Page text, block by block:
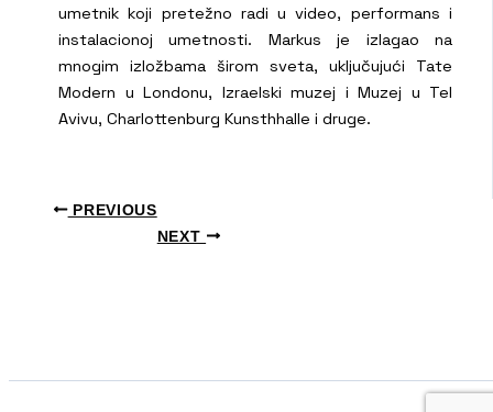
umetnik koji pretežno radi u video, performans i
instalacionoj umetnosti. Markus je izlagao na
mnogim izložbama širom sveta, uključujući Tate
Modern u Londonu, Izraelski muzej i Muzej u Tel
Avivu, Charlottenburg Kunsthhalle i druge.
PREVIOUS
NEXT